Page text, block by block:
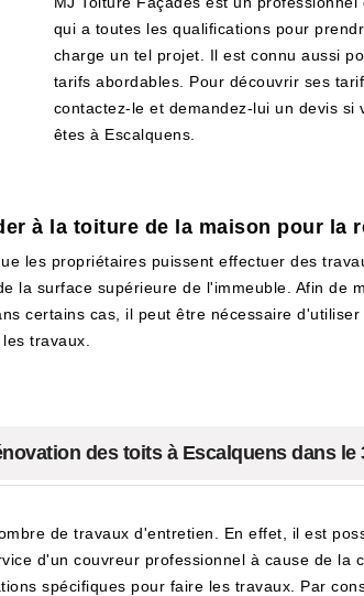
qui a toutes les qualifications pour
charge un tel projet. Il est connu aussi
tarifs abordables. Pour découvrir ses
contactez-le et demandez-lui un devis si
êtes à Escalquens.
à la toiture de la maison pour la
les propriétaires puissent effectuer des
la surface supérieure de l'immeuble. Afin de
certains cas, il peut être nécessaire
travaux.
des toits à Escalquens dans le
de travaux d'entretien. En effet, il est
d'un couvreur professionnel à cause de la
spécifiques pour faire les travaux. Par